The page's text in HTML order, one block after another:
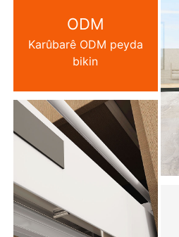
ODM
Karûbarê ODM peyda
bikin